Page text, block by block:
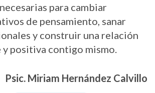
para cambiar
de pensamiento, sanar
y construir una relación
y positiva contigo mismo.
Psic. Miriam Hernández Calvillo